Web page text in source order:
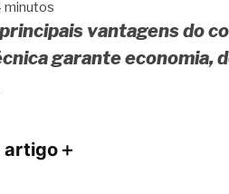
minutos
vantagens do
garante economia,
artigo＋